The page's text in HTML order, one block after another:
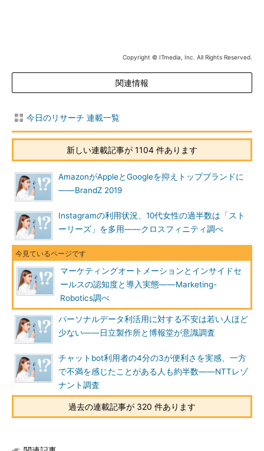
Copyright © ITmedia, Inc. All Rights Reserved.
関連情報
今日のリサーチ 連載一覧
新しい連載記事が 1104 件あります
AmazonがAppleとGoogleを抑えトップブランドに
――BrandZ 2019
Instagramの利用状況、10代女性の過半数は「スト
ーリーズ」を多用――クロスフィニティ調べ
マーケティングオートメーションとインサイドセ
ールスの認知度と導入実態――Marketing-
Robotics調べ
パーソナルデータ利活用に対する不安は若い人ほど
少ない――日立製作所と博報堂が意識調査
チャットbot利用者の4分の3が便利さを実感、一方
で不満を感じたことがある人も約半数――NTTレゾ
ナント調査
過去の連載記事が 320 件あります